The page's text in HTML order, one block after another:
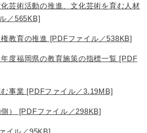
芸術活動の推進、文化芸術を育む人材
／565KB]
権教育の推進 [PDFファイル／538KB]
年度福岡県の教育施策の指標一覧 [PDF
事業 [PDFファイル／3.19MB]
） [PDFファイル／298KB]